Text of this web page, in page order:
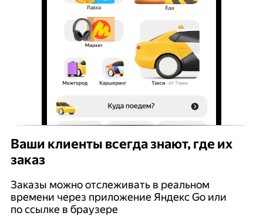
Ваши клиенты всегда знают, где их
заказ
Заказы можно отслеживать в реальном
времени через приложение Яндекс Go или
по ссылке в браузере